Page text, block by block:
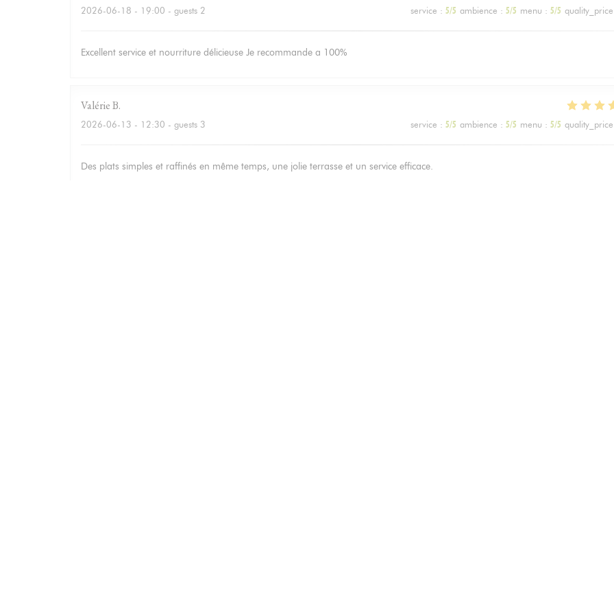
2026-06-18 - 19:00 - guests 2 service : 5/5 ambience : 5/5 menu : 5/5 quality_price
Excellent service et nourriture délicieuse Je recommande a 100%
ValérieB
2026-06-13 - 12:30 - guests 3 service : 5/5 ambience : 5/5 menu : 5/5 quality_price
Des plats simples et raffinés en même temps, une jolie terrasse et un service efficace.